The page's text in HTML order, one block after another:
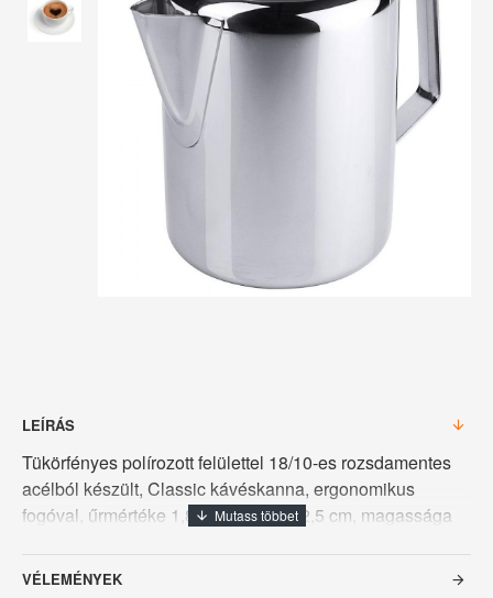
LEÍRÁS
Tükörfényes polírozott felülettel 18/10-es rozsdamentes
acélból készült, Classic kávéskanna, ergonomikus
fogóval, űrmértéke 1,8 L, átmérője 12,5 cm, magassága
VÉLEMÉNYEK